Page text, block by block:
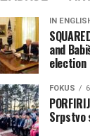
IN
and
election
FOKUS
Srpstvo